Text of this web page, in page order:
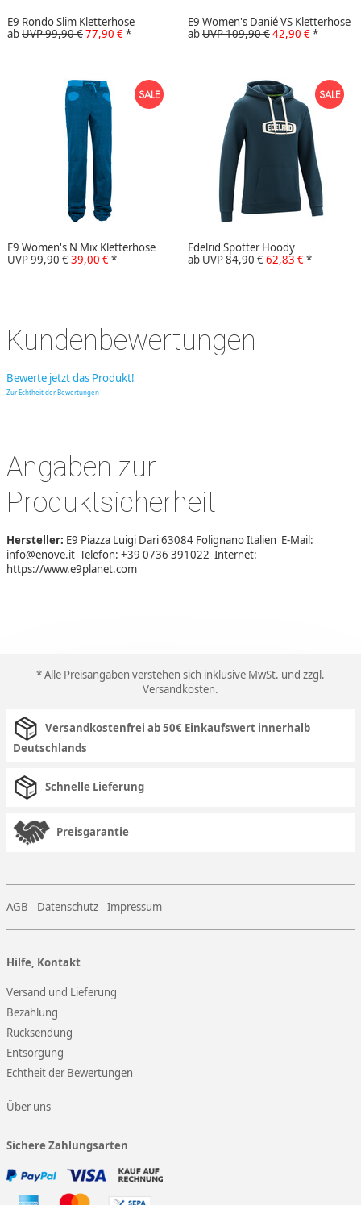
E9 Rondo Slim Kletterhose
abUVP 99,90 €77,90 €*
E9 Women's Danié VS Kletterhose
abUVP 109,90 €42,90 €*
E9 Women's N Mix Kletterhose
UVP 99,90 €39,00 €*
Edelrid Spotter Hoody
abUVP 84,90 €62,83 €*
Kundenbewertungen
Bewerte jetzt das Produkt!
Zur Echtheit der Bewertungen
Angaben zur
Produktsicherheit
Hersteller: E9 Piazza Luigi Dari 63084 Folignano Italien E-Mail:
info@enove.it Telefon: +39 0736 391022 Internet:
https://www.e9planet.com
* Alle Preisangaben verstehen sich inklusive MwSt. und zzgl.
Versandkosten.
Versandkostenfrei ab 50€ Einkaufswert innerhalb
Deutschlands
Schnelle Lieferung
Preisgarantie
AGB Datenschutz Impressum
Hilfe, Kontakt
Versand und Lieferung
Bezahlung
Rücksendung
Entsorgung
Echtheit der Bewertungen
Über uns
Sichere Zahlungsarten